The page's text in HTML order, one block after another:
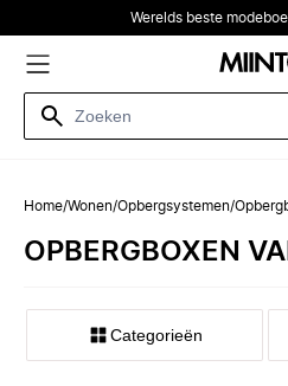
Werelds beste
Home/Wonen/Opbergsystemen/
OPBERGBOXEN
Categorieën